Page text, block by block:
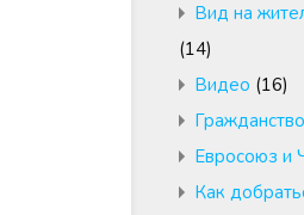
Вид на
(14)
Видео (16)
Евросоюз и
Как